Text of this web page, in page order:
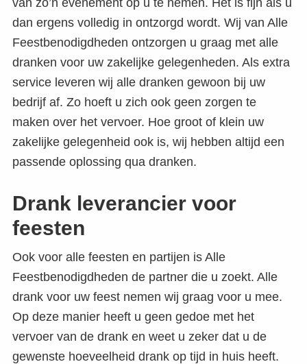
dan ergens volledig in ontzorgd wordt. Wij van Alle
Feestbenodigdheden ontzorgen u graag met alle
dranken voor uw zakelijke gelegenheden. Als extra
service leveren wij alle dranken gewoon bij uw
bedrijf af. Zo hoeft u zich ook geen zorgen te
maken over het vervoer. Hoe groot of klein uw
zakelijke gelegenheid ook is, wij hebben altijd een
passende oplossing qua dranken.
Drank leverancier voor
feesten
Ook voor alle feesten en partijen is Alle
Feestbenodigdheden de partner die u zoekt. Alle
drank voor uw feest nemen wij graag voor u mee.
Op deze manier heeft u geen gedoe met het
vervoer van de drank en weet u zeker dat u de
gewenste hoeveelheid drank op tijd in huis heeft.